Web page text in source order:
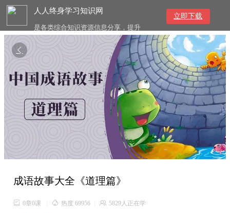
人人终身学习知识网
是各类综合知识资源信息分享，提升
综合素质与提高知识技能的终身学习
立即下载

成语故事大全《道理篇》
 0章0课  热度 69956  5829人正在学